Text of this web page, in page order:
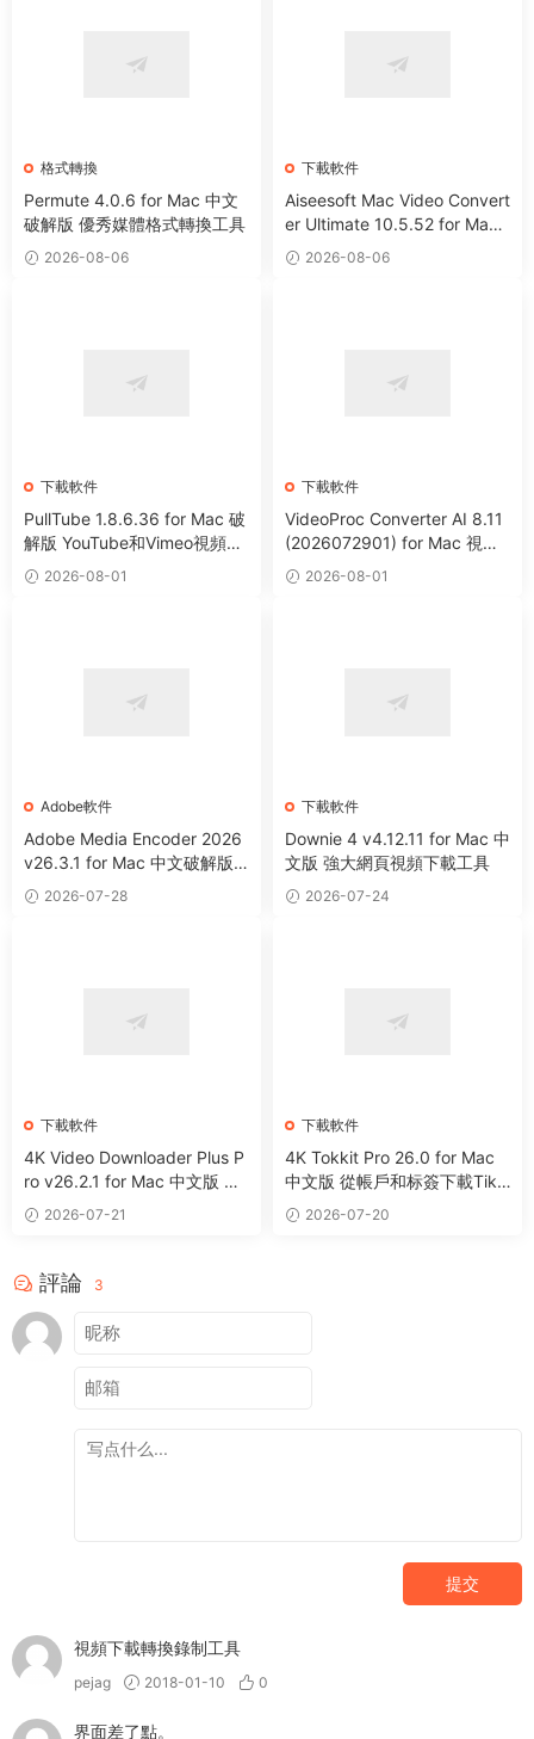
格式轉換
Permute 4.0.6 for Mac 中文
破解版 優秀媒體格式轉換工具
2026-08-06
下載軟件
Aiseesoft Mac Video Convert
er Ultimate 10.5.52 for Mac
全能視頻編輯下載轉換工具
2026-08-06
下載軟件
PullTube 1.8.6.36 for Mac 破
解版 YouTube和Vimeo視頻下
載器2026-08-01
下載軟件
VideoProc Converter AI 8.11
(2026072901) for Mac 視頻
編輯處理下載格式轉換工具
2026-08-01
Adobe軟件
Adobe Media Encoder 2026
v26.3.1 for Mac 中文破解版
視頻音頻編碼器
2026-07-28
下載軟件
Downie 4 v4.12.11 for Mac 中
文版 強大網頁視頻下載工具
2026-07-24
下載軟件
4K Video Downloader Plus P
ro v26.2.1 for Mac 中文版 網
頁視頻下載器
2026-07-21
下載軟件
4K Tokkit Pro 26.0 for Mac
中文版 從帳戶和标簽下載TikT
ok視頻
2026-07-20
評論 3
提交
視頻下載轉換錄制工具
pejag 2018-01-10 0
界面差了點。